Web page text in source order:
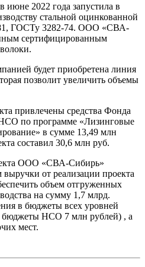
2022 года запустила в
стальной оцинкованной
ГОСТу 3282-74. ООО «СВА-
сертифицированным
будет приобретена линия
позволит увеличить объемы
привлечены средства Фонда
по программе «Лизинговые
в сумме 13,49 млн
составил 30,6 млн руб.
ООО «СВА-Сибирь»
выручки от реализации проекта
объем отгруженных
на сумму 1,7 млрд.
в бюджеты всех уровней
бюджеты НСО 7 млн рублей) , а
мест.